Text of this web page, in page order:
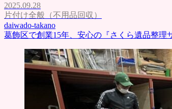
2025.09.28
片付け全般（不用品回収）
daiwado-takano
葛飾区で創業15年、安心の『さくら遺品整理